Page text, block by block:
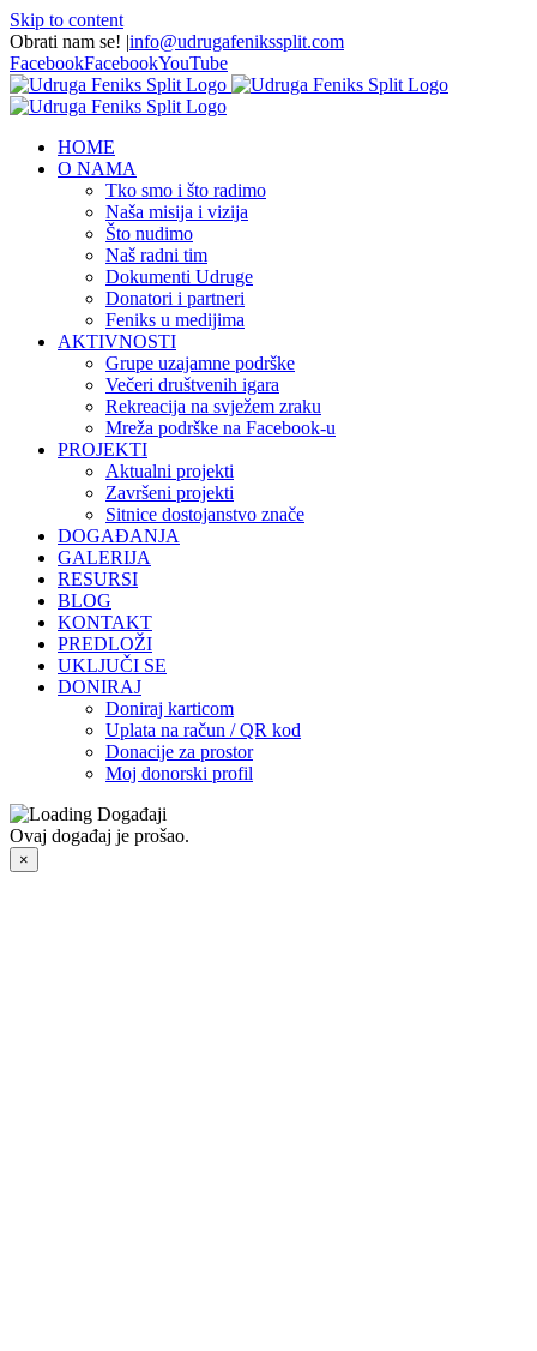
Skip to content
Obrati nam se! |info@udrugafenikssplit.com
FacebookFacebookYouTube
HOME
O NAMA
Tko smo i što radimo
Naša misija i vizija
Što nudimo
Naš radni tim
Dokumenti Udruge
Donatori i partneri
Feniks u medijima
AKTIVNOSTI
Grupe uzajamne podrške
Večeri društvenih igara
Rekreacija na svježem zraku
Mreža podrške na Facebook-u
PROJEKTI
Aktualni projekti
Završeni projekti
Sitnice dostojanstvo znače
DOGAĐANJA
GALERIJA
RESURSI
BLOG
KONTAKT
PREDLOŽI
UKLJUČI SE
DONIRAJ
Doniraj karticom
Uplata na račun / QR kod
Donacije za prostor
Moj donorski profil
Ovaj događaj je prošao.
×